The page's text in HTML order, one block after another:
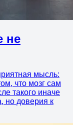
не
мысль:
что мозг сам
такого иначе
но доверия к